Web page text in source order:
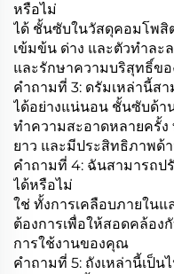
หรือไม่
ได้ ชั้นซับในวัสดุคอมโพสิ
เข้มข้น ด่าง และตัวทำละ
และรักษาความบริสุทธิ์ข
คำถามที่ 3: ดรัมเหล่านี้ส
ได้อย่างแน่นอน ชั้นซับด้า
ทำความสะอาดหลายครั้ง
ยาว และมีประสิทธิภาพด้
คำถามที่ 4: ฉันสามารถป
ได้หรือไม่
ใช่ ทั้งการเคลือบภายใน
ต้องการเพื่อให้สอดคล้อ
การใช้งานของคุณ
คำถามที่ 5: ถังเหล่านี้เป็